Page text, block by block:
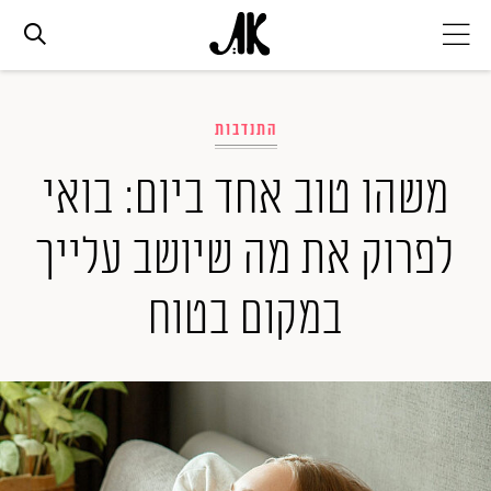
אופנה
ביוטי
סלבס
המגזין
התנדבות
משהו טוב אחד ביום: בואי
לפרוק את מה שיושב עלייך
במקום בטוח